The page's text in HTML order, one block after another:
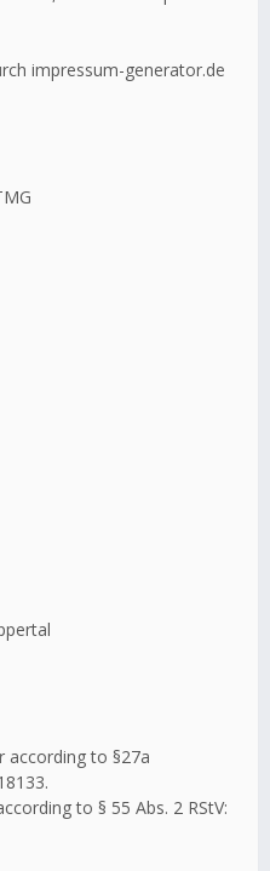
impressum-generator.de
according to §27a
to § 55 Abs. 2 RStV: